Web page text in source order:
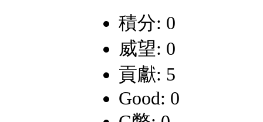
積分: 0
威望: 0
貢獻: 5
Good: 0